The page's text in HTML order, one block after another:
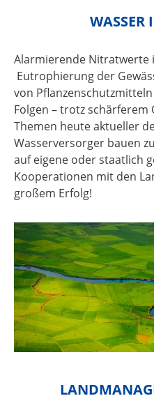
WASSER
Alarmierende Nitratwerte
Eutrophierung der
von
Folgen – trotz
Themen heute aktueller
Wasserversorger bauen
auf eigene oder staatlich
Kooperationen mit den
großem Erfolg!